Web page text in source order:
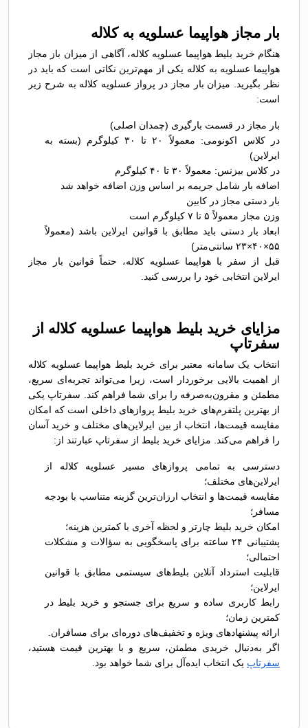
بار مجاز هواپیما عسلویه به کلاله
هنگام خرید بلیط هواپیما عسلویه کلاله، آگاهی از میزان باز مجاز
هواپیما عسلویه به کلاله یکی از مهم‌ترین نکاتی است که باید در
نظر بگیرید. میزان بار مجاز در پرواز عسلویه کلاله به شرح زیر
است:
بار مجاز در قسمت بارگیری (چمدان اصلی)
در کلاس اکونومی: معمولاً ۲۰ تا ۳۰ کیلوگرم (بسته به
ایرلاین)
در کلاس بیزنس: معمولاً ۳۰ تا ۴۰ کیلوگرم
اضافه بار شامل جریمه بر اساس وزن اضافه خواهد شد
بار دستی مجاز در کابین
وزن مجاز معمولاً ۵ تا ۷ کیلوگرم است
ابعاد بار دستی باید مطابق با قوانین ایرلاین باشد (معمولاً
۵۵×۴۰×۲۳ سانتی‌متر)
قبل از سفر با هواپیما عسلویه کلاله، حتماً قوانین بار مجاز
ایرلاین انتخابی خود را بررسی کنید.
مزایای خرید بلیط هواپیما عسلویه کلاله از
سفرتاپ
انتخاب یک سامانه معتبر برای خرید بلیط هواپیما عسلویه کلاله
از اهمیت بالایی برخوردار است، زیرا می‌تواند تجربه‌ای سریع،
مطمئن و مقرون‌به‌صرفه را برای شما فراهم کند. سفرتاپ یکی
از بهترین پلتفرم‌های خرید بلیط پروازهای داخلی است که امکان
مقایسه قیمت‌ها، انتخاب از بین ایرلاین‌های مختلف و خرید آسان
را فراهم می‌کند. مزایای خرید بلیط از سفرتاپ عبارتند از:
دسترسی به تمامی پروازهای مسیر عسلویه کلاله از
ایرلاین‌های مختلف؛
مقایسه قیمت‌ها و انتخاب ارزان‌ترین گزینه متناسب با بودجه
مسافر؛
امکان خرید بلیط چارتر و لحظه آخری با کمترین هزینه؛
پشتیبانی ۲۴ ساعته برای پاسخگویی به سؤالات و مشکلات
احتمالی؛
قابلیت استرداد آنلاین بلیط‌های سیستمی مطابق با قوانین
ایرلاین؛
رابط کاربری ساده و سریع برای جستجو و خرید بلیط در
کمترین زمان؛
ارائه پیشنهادهای ویژه و تخفیف‌های دوره‌ای برای مسافران.
اگر به‌دنبال خریدی مطمئن، سریع و با بهترین قیمت هستید،
سفرتاپ یک انتخاب ایده‌آل برای شما خواهد بود.